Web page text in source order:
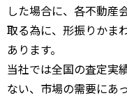
した場合に、各不動産
取る為に、形振りかま
あります。
当社では全国の査定実
ない、市場の需要にあ